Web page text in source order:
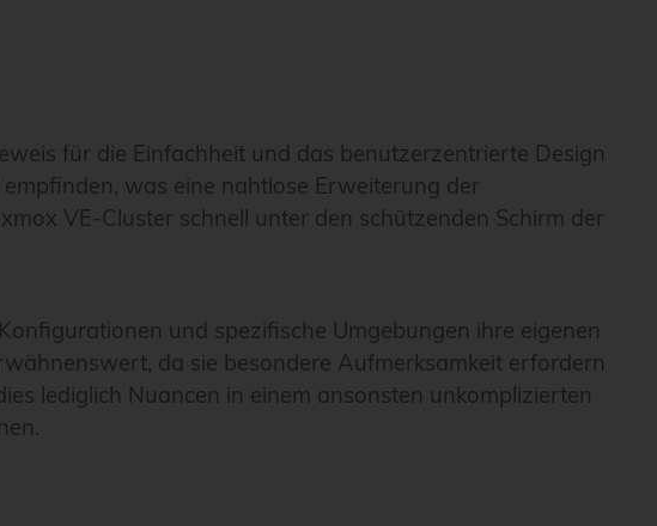
für die Einfachheit und das benutzerzentrierte Design
was eine nahtlose Erweiterung der
VE-Cluster schnell unter den schützenden Schirm der
und spezifische Umgebungen ihre eigenen
da sie besondere Aufmerksamkeit erfordern
lediglich Nuancen in einem ansonsten unkomplizierten